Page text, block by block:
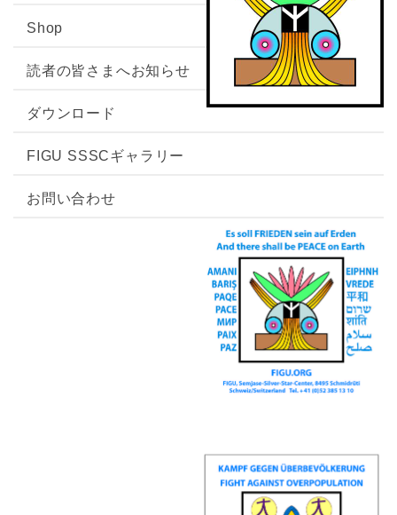
2024.9.14
」ダウンロード可能で
す。
2024.9.3
ダウンロードのコンタクト記録
加しました。
コンタクト記録ページにて、「第
」を追加しました。
コンタクト記録 ページにて、「
第
」を追加しました。
」を追加しました。
Shop
読者の皆さまへお知らせ
ダウンロード
FIGU SSSCギャラリー
お問い合わせ